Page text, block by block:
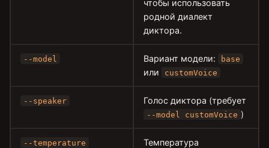
чтобы использовать
родной диалект
диктора.
--model Вариант модели: base
или customVoice
--speaker Голос диктора (требует
--model customVoice )
--temperature
Температура